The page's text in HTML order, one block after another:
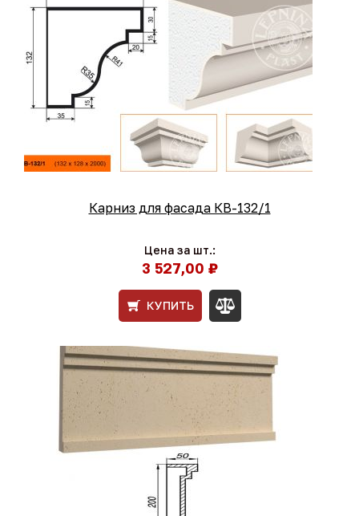
Карниз для фасада КВ-132/1
Цена за шт.:
3 527,00 ₽
КУПИТЬ